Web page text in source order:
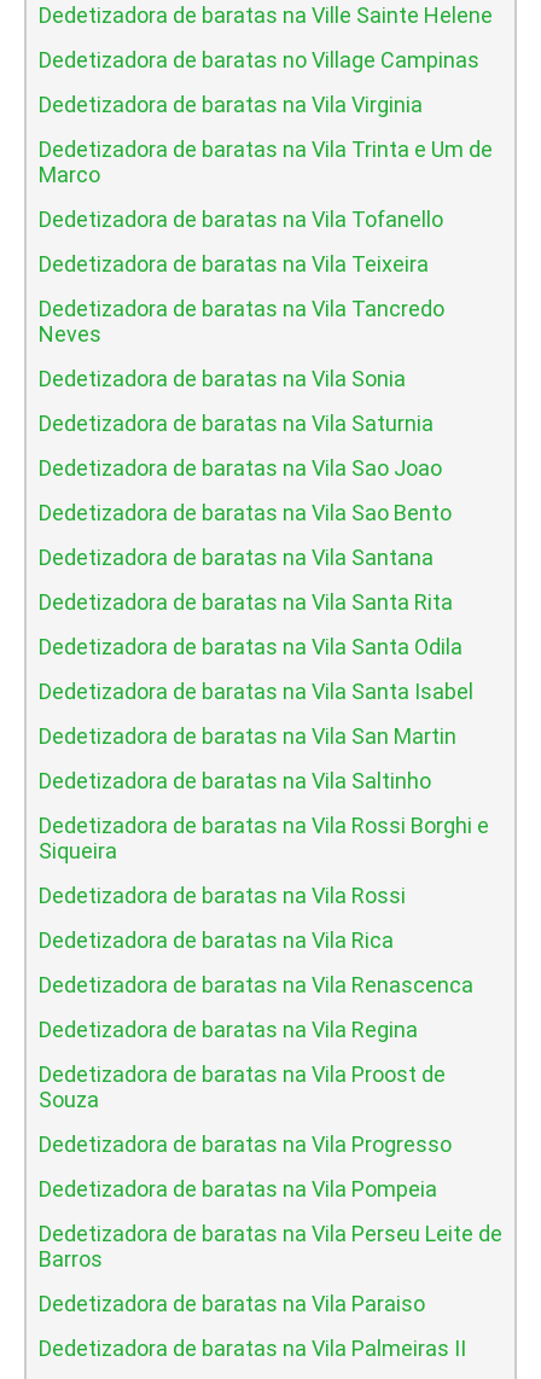
Dedetizadora de baratas na Ville Sainte Helene
Dedetizadora de baratas no Village Campinas
Dedetizadora de baratas na Vila Virginia
Dedetizadora de baratas na Vila Trinta e Um de
Marco
Dedetizadora de baratas na Vila Tofanello
Dedetizadora de baratas na Vila Teixeira
Dedetizadora de baratas na Vila Tancredo
Neves
Dedetizadora de baratas na Vila Sonia
Dedetizadora de baratas na Vila Saturnia
Dedetizadora de baratas na Vila Sao Joao
Dedetizadora de baratas na Vila Sao Bento
Dedetizadora de baratas na Vila Santana
Dedetizadora de baratas na Vila Santa Rita
Dedetizadora de baratas na Vila Santa Odila
Dedetizadora de baratas na Vila Santa Isabel
Dedetizadora de baratas na Vila San Martin
Dedetizadora de baratas na Vila Saltinho
Dedetizadora de baratas na Vila Rossi Borghi e
Siqueira
Dedetizadora de baratas na Vila Rossi
Dedetizadora de baratas na Vila Rica
Dedetizadora de baratas na Vila Renascenca
Dedetizadora de baratas na Vila Regina
Dedetizadora de baratas na Vila Proost de
Souza
Dedetizadora de baratas na Vila Progresso
Dedetizadora de baratas na Vila Pompeia
Dedetizadora de baratas na Vila Perseu Leite de
Barros
Dedetizadora de baratas na Vila Paraiso
Dedetizadora de baratas na Vila Palmeiras II